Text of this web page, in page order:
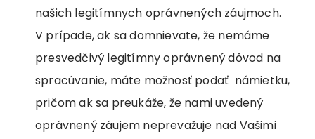
našich legitímnych oprávnených záujmoch.
V prípade, ak sa domnievate, že nemáme
presvedčivý legitímny oprávnený dôvod na
spracúvanie, máte možnosť podať námietku,
pričom ak sa preukáže, že nami uvedený
oprávnený záujem neprevažuje nad Vašimi